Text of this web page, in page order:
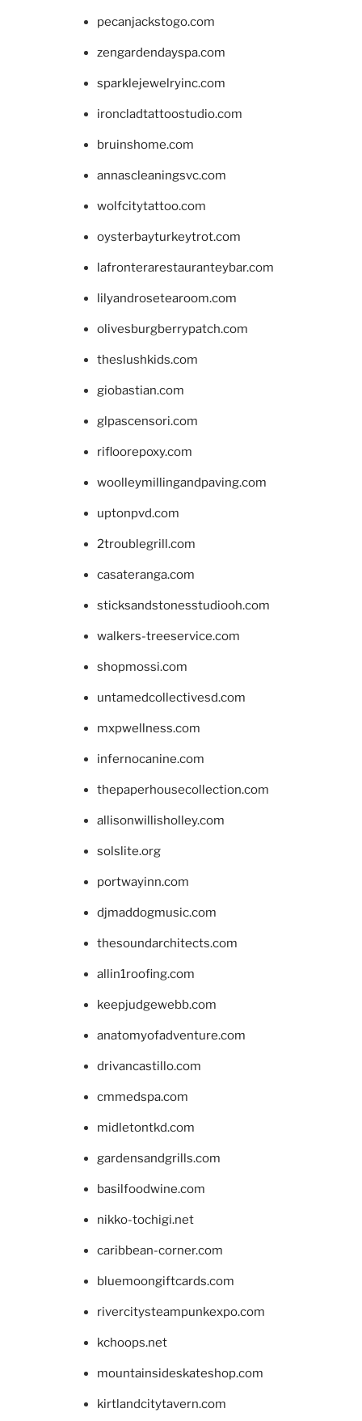
pecanjackstogo.com
zengardendayspa.com
sparklejewelryinc.com
ironcladtattoostudio.com
bruinshome.com
annascleaningsvc.com
wolfcitytattoo.com
oysterbayturkeytrot.com
lafronterarestauranteybar.com
lilyandrosetearoom.com
olivesburgberrypatch.com
theslushkids.com
giobastian.com
glpascensori.com
rifloorepoxy.com
woolleymillingandpaving.com
uptonpvd.com
2troublegrill.com
casateranga.com
sticksandstonesstudiooh.com
walkers-treeservice.com
shopmossi.com
untamedcollectivesd.com
mxpwellness.com
infernocanine.com
thepaperhousecollection.com
allisonwillisholley.com
solslite.org
portwayinn.com
djmaddogmusic.com
thesoundarchitects.com
allin1roofing.com
keepjudgewebb.com
anatomyofadventure.com
drivancastillo.com
cmmedspa.com
midletontkd.com
gardensandgrills.com
basilfoodwine.com
nikko-tochigi.net
caribbean-corner.com
bluemoongiftcards.com
rivercitysteampunkexpo.com
kchoops.net
mountainsideskateshop.com
kirtlandcitytavern.com